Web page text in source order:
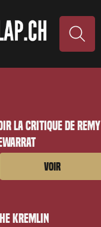
la critique de Remy
Voir
Kremlin